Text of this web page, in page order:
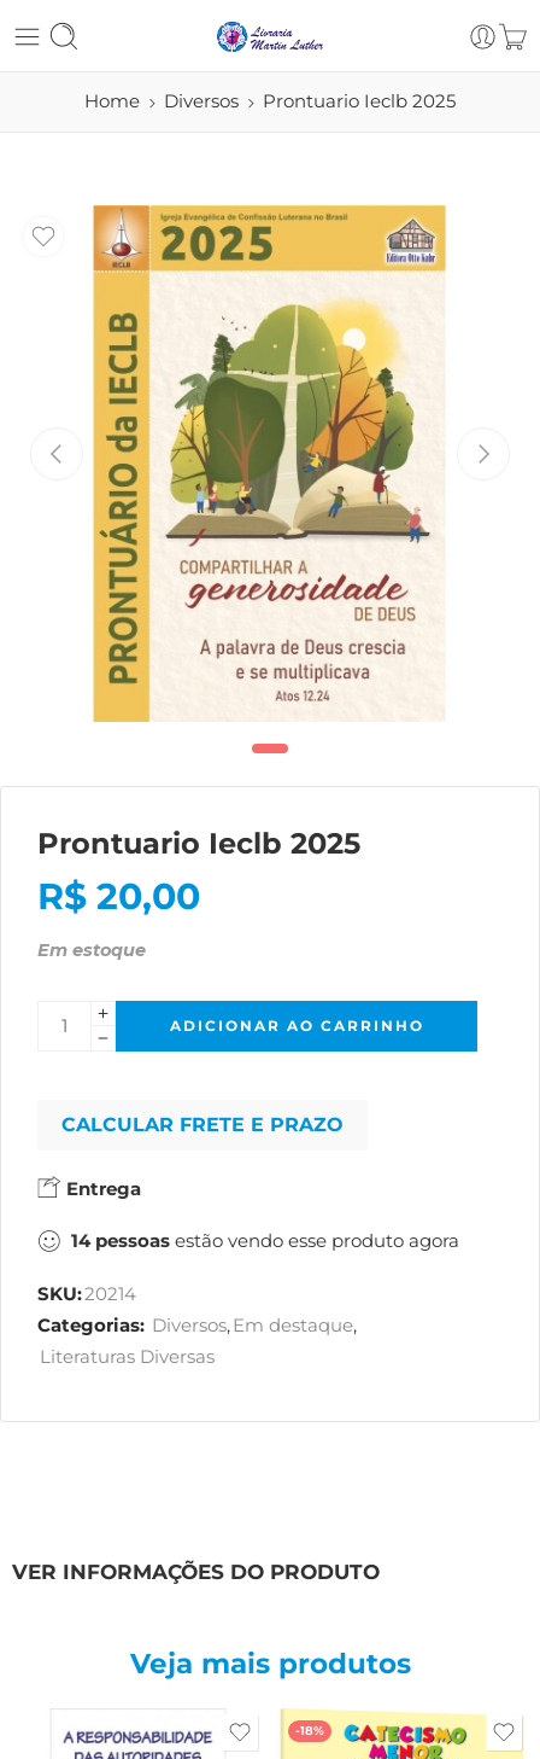
Home Diversos Prontuario Ieclb 2025
Prontuario Ieclb 2025
R$ 20,00
Em estoque
ADICIONAR AO CARRINHO
CALCULAR FRETE E PRAZO
Entrega
14 pessoas estão vendo esse produto agora
SKU:20214
Categorias: Diversos,Em destaque,
Literaturas Diversas
VER INFORMAÇÕES DO PRODUTO
Veja mais produtos
-18%